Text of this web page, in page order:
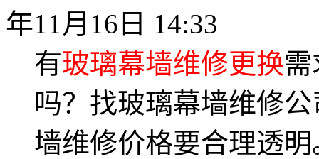
年11月16日 14:33
有玻璃幕墙维修更换
吗？找玻璃幕墙维修
墙维修价格要合理透